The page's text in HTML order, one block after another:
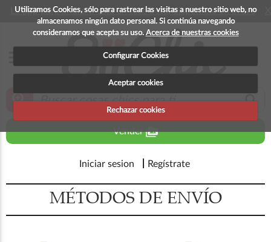
Utilizamos Cookies, sólo para rastrear las visitas a nuestro sitio web, no
almacenamos ningún dato personal. Si continúa navegando
consideramos que acepta su uso. Acerca de nuestras cookies
Configurar Cookies
Aceptar cookies
Rechazar cookies
La app para android esta en fase beta, disponible en breve
zoom_in search
Venderperm_media
Iniciar sesion Regístrate
MÉTODOS DE ENVÍO